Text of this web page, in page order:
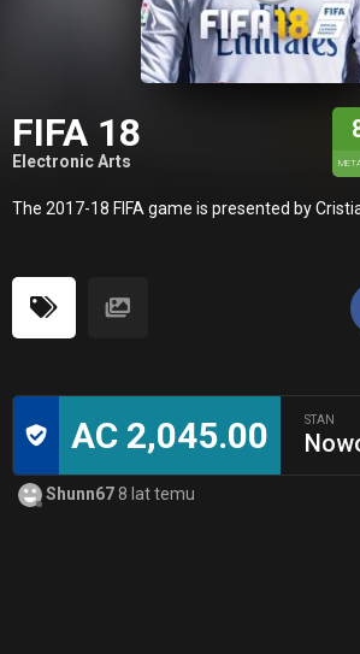
FIFA 18
Electronic Arts
The 2017-18 FIFA game is presented by
AC 2,045.00 STAN
Shunn678 lat temu